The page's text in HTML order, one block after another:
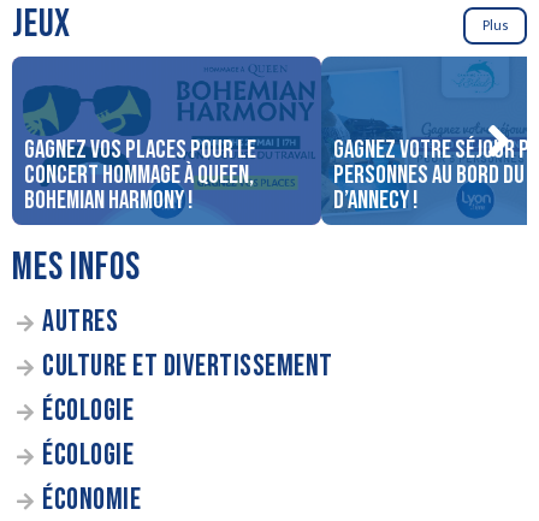
JEUX Plus
Gagnez vos places pour le
concert Hommage à Queen,
Bohemian Harmony !
Gagnez votre séjour
personnes au bord du
d’Annecy !
MES INFOS
AUTRES
CULTURE ET DIVERTISSEMENT
ÉCOLOGIE
ÉCOLOGIE
ÉCONOMIE